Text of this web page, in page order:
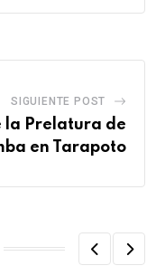
SIGUIENTE POST
la Prelatura de
en Tarapoto